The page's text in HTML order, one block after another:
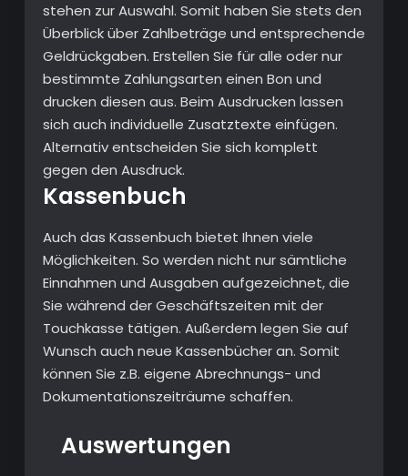
stehen zur Auswahl. Somit haben Sie stets den
Überblick über Zahlbeträge und entsprechende
Geldrückgaben. Erstellen Sie für alle oder nur
bestimmte Zahlungsarten einen Bon und
drucken diesen aus. Beim Ausdrucken lassen
sich auch individuelle Zusatztexte einfügen.
Alternativ entscheiden Sie sich komplett
gegen den Ausdruck.
Kassenbuch
Auch das Kassenbuch bietet Ihnen viele
Möglichkeiten. So werden nicht nur sämtliche
Einnahmen und Ausgaben aufgezeichnet, die
Sie während der Geschäftszeiten mit der
Touchkasse tätigen. Außerdem legen Sie auf
Wunsch auch neue Kassenbücher an. Somit
können Sie z.B. eigene Abrechnungs- und
Dokumentationszeiträume schaffen.
Auswertungen